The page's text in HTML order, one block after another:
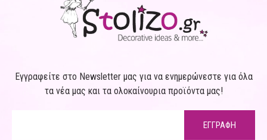
Εγγραφείτε στο Newsletter μας για να ενημερώνεστε για όλα
τα νέα μας και τα ολοκαίνουρια προϊόντα μας!
ΕΓΓΡΑΦΗ